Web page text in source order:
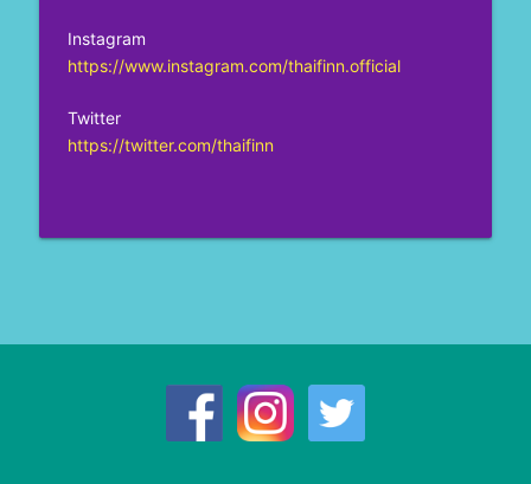
Instagram
https://www.instagram.com/thaifinn.official
Twitter
https://twitter.com/thaifinn